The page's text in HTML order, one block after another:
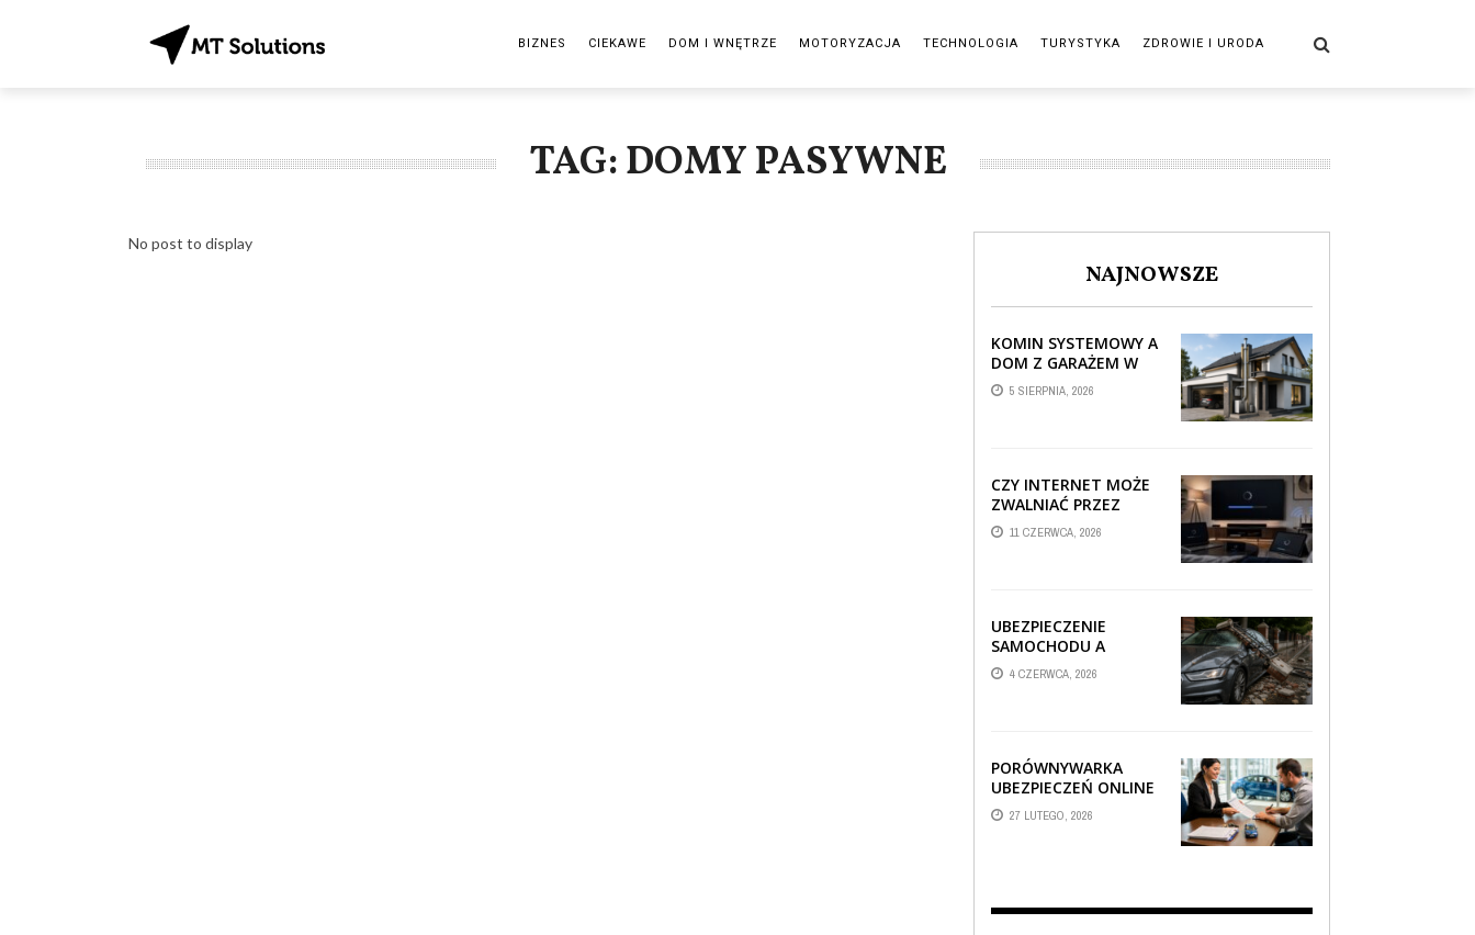
BIZNES CIEKAWE DOM I WNĘTRZE MOTORYZACJA TECHNOLOGIA TURYSTYKA ZDROWIE I URODA
TAG: DOMY PASYWNE
No post to display
NAJNOWSZE
KOMIN SYSTEMOWY A
DOM Z GARAŻEM W
BRYLE – JAK STREFA
TECHNICZNA WPŁYWA
5 SIERPNIA, 2026
CZY INTERNET MOŻE
ZWALNIAĆ PRZEZ
AUTOMATYCZNE
AKTUALIZACJE
11 CZERWCA, 2026
UBEZPIECZENIE
SAMOCHODU A
SZKODA PO
USZKODZENIU AUTA
4 CZERWCA, 2026
PORÓWNYWARKA
UBEZPIECZEŃ ONLINE
– JAK WYBRAĆ POLISĘ,
KTÓRA REALNIE
27 LUTEGO, 2026